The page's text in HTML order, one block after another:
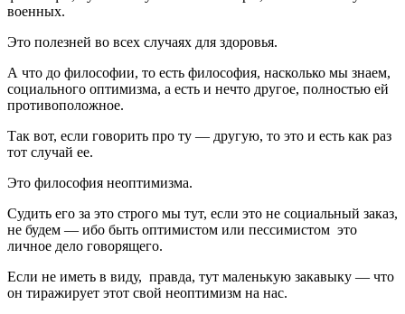
военных.
Это полезней во всех случаях для здоровья.
А что до философии, то есть философия, насколько мы знаем,
социального оптимизма, а есть и нечто другое, полностью ей
противоположное.
Так вот, если говорить про ту — другую, то это и есть как раз
тот случай ее.
Это философия неоптимизма.
Судить его за это строго мы тут, если это не социальный заказ,
не будем — ибо быть оптимистом или пессимистом это
личное дело говорящего.
Если не иметь в виду, правда, тут маленькую закавыку — что
он тиражирует этот свой неоптимизм на нас.